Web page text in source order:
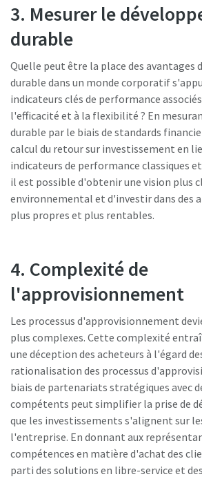
3. Mesurer le
durable
Quelle peut être la place des avantages
durable dans un monde corporatif
indicateurs clés de performance
l'efficacité et à la flexibilité ? En
durable par le biais de standards
calcul du retour sur investissement en
indicateurs de performance classiques
il est possible d'obtenir une vision plus
environnemental et d'investir dans des
plus propres et plus rentables.
4. Complexité de
l'approvisionnement
Les processus d'approvisionnement
plus complexes. Cette complexité
une déception des acheteurs à l'égard
rationalisation des processus
biais de partenariats stratégiques avec
compétents peut simplifier la prise de
que les investissements s'alignent sur
l'entreprise. En donnant aux
compétences en matière d'achat des
parti des solutions en libre-service et